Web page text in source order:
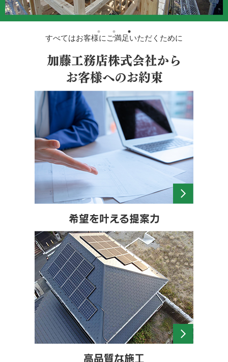
すべてはお客様にご満足いただくために
加藤工務店株式会社から
お客様へのお約束
希望を叶える提案力
高品質な施工